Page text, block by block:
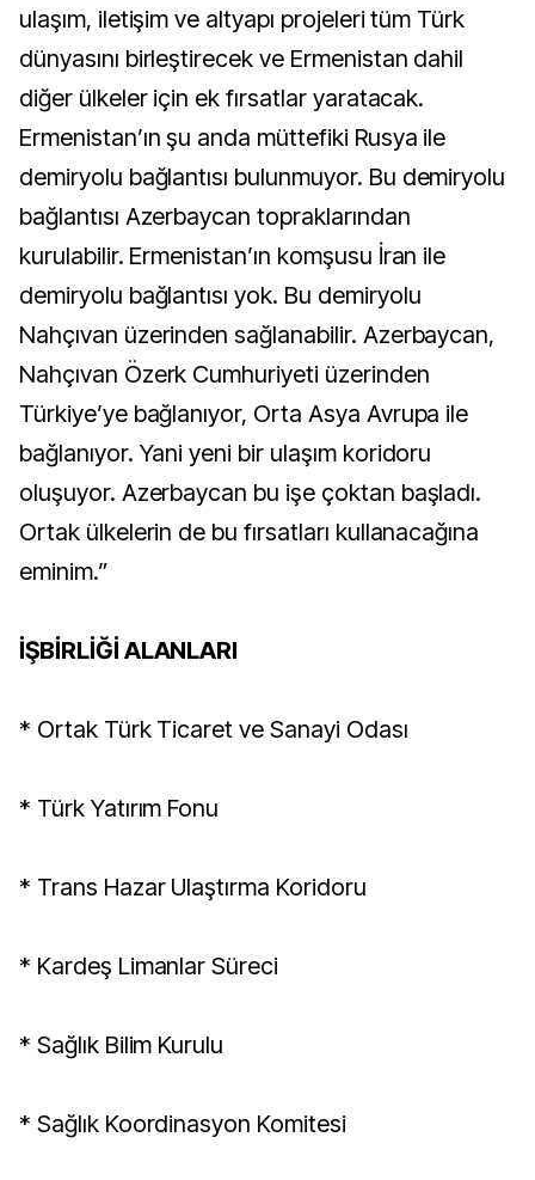
ulaşım, iletişim ve altyapı projeleri tüm Türk
dünyasını birleştirecek ve Ermenistan dahil
diğer ülkeler için ek fırsatlar yaratacak.
Ermenistan’ın şu anda müttefiki Rusya ile
demiryolu bağlantısı bulunmuyor. Bu demiryolu
bağlantısı Azerbaycan topraklarından
kurulabilir. Ermenistan’ın komşusu İran ile
demiryolu bağlantısı yok. Bu demiryolu
Nahçıvan üzerinden sağlanabilir. Azerbaycan,
Nahçıvan Özerk Cumhuriyeti üzerinden
Türkiye’ye bağlanıyor, Orta Asya Avrupa ile
bağlanıyor. Yani yeni bir ulaşım koridoru
oluşuyor. Azerbaycan bu işe çoktan başladı.
Ortak ülkelerin de bu fırsatları kullanacağına
eminim.”
İŞBİRLİĞİ ALANLARI
* Ortak Türk Ticaret ve Sanayi Odası
* Türk Yatırım Fonu
* Trans Hazar Ulaştırma Koridoru
* Kardeş Limanlar Süreci
* Sağlık Bilim Kurulu
* Sağlık Koordinasyon Komitesi